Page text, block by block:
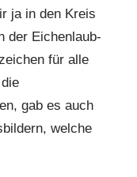
ja in den Kreis
der Eichenlaub-
für alle
gab es auch
welche